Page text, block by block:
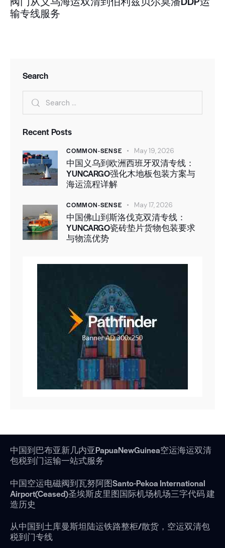
输专线服务
Search
Recent Posts
COMMON-SENSE May 19, 2026
中国义乌到欧洲西班牙双清专线：
YUNCARGO强化木地板包装方案与
海运流程详解
COMMON-SENSE May 17, 2026
中国佛山到斯洛伐克双清专线：
YUNCARGO瓷砖垫片货物包装要求
与物流优势
中国到巴布亚新几内亚PapuaNewGuinea空运海运双清
包税到门运输一站式服务
中国空运电磁阀到瓦努阿图Santo-Pekoa International
Airport(Ceased)圣埃斯皮里图国际机场机场三字代码 建
造历史
从中国到土库曼斯坦陆运铁路整柜/散货，空运双清包
税到门专线